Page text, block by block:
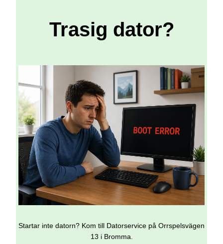
Trasig dator?
Startar inte datorn? Kom till Datorservice på Orrspelsvägen
13 i Bromma.